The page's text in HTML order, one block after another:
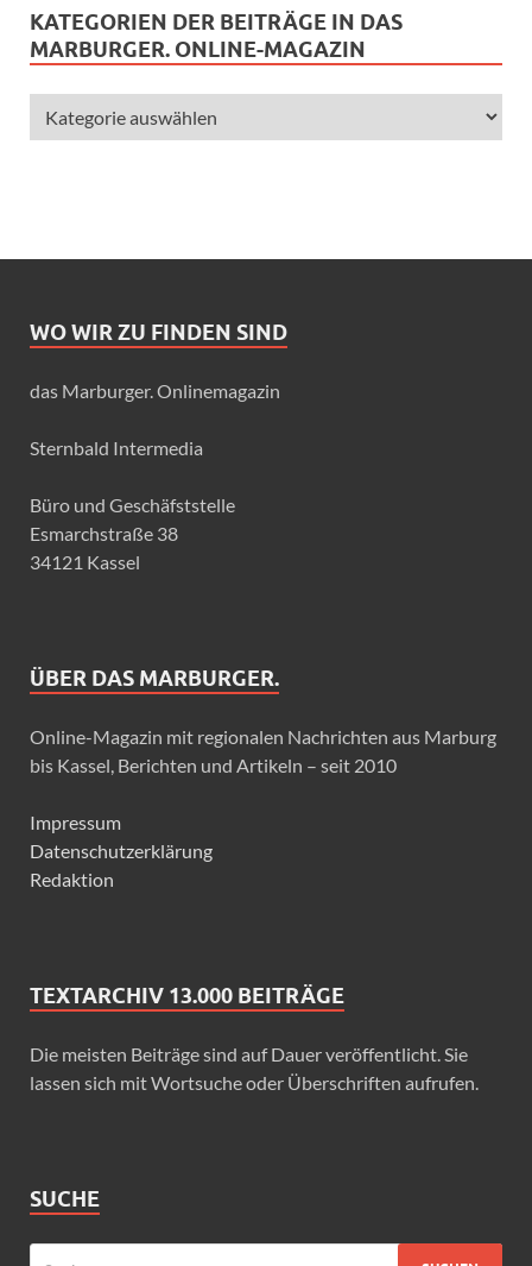
KATEGORIEN DER BEITRÄGE IN DAS
MARBURGER. ONLINE-MAGAZIN
WO WIR ZU FINDEN SIND
das Marburger. Onlinemagazin
Sternbald Intermedia
Büro und Geschäfststelle
Esmarchstraße 38
34121 Kassel
ÜBER DAS MARBURGER.
Online-Magazin mit regionalen Nachrichten aus Marburg
bis Kassel, Berichten und Artikeln – seit 2010
Impressum
Datenschutzerklärung
Redaktion
TEXTARCHIV 13.000 BEITRÄGE
Die meisten Beiträge sind auf Dauer veröffentlicht. Sie
lassen sich mit Wortsuche oder Überschriften aufrufen.
SUCHE